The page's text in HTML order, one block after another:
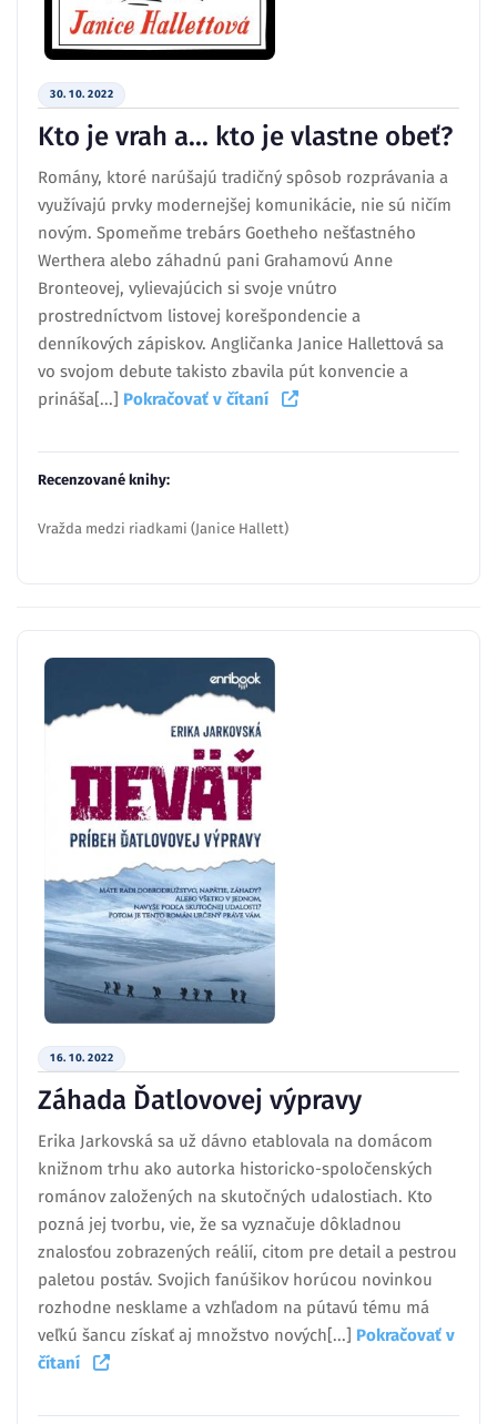
30. 10. 2022
Kto je vrah a... kto je vlastne obeť?
Romány, ktoré narúšajú tradičný spôsob rozprávania a
využívajú prvky modernejšej komunikácie, nie sú ničím
novým. Spomeňme trebárs Goetheho nešťastného
Werthera alebo záhadnú pani Grahamovú Anne
Bronteovej, vylievajúcich si svoje vnútro
prostredníctvom listovej korešpondencie a
denníkových zápiskov. Angličanka Janice Hallettová sa
vo svojom debute takisto zbavila pút konvencie a
prináša[...] Pokračovať v čítaní
Recenzované knihy:
Vražda medzi riadkami (Janice Hallett)
16. 10. 2022
Záhada Ďatlovovej výpravy
Erika Jarkovská sa už dávno etablovala na domácom
knižnom trhu ako autorka historicko-spoločenských
románov založených na skutočných udalostiach. Kto
pozná jej tvorbu, vie, že sa vyznačuje dôkladnou
znalosťou zobrazených reálií, citom pre detail a pestrou
paletou postáv. Svojich fanúšikov horúcou novinkou
rozhodne nesklame a vzhľadom na pútavú tému má
veľkú šancu získať aj množstvo nových[...] Pokračovať v
čítaní